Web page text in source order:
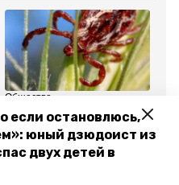
если остановлюсь,
юный дзюдоист из
двух детей в
Общество
29 мая 2024, 17:48
Глава Ставрополья
поручил проработать
меры профилактики из-
за активности клещей